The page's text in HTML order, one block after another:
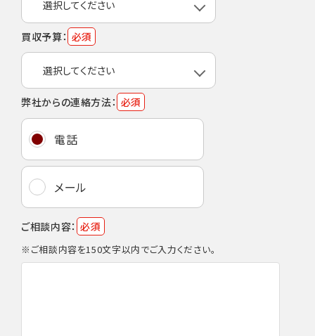
買収予算： 必須
弊社からの連絡方法： 必須
電話
メール
ご相談内容： 必須
※ご相談内容を150文字以内でご入力ください。